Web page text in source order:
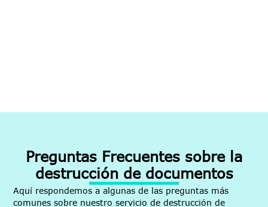
Preguntas Frecuentes sobre la
destrucción de documentos
Aquí respondemos a algunas de las preguntas más
comunes sobre nuestro servicio de destrucción de